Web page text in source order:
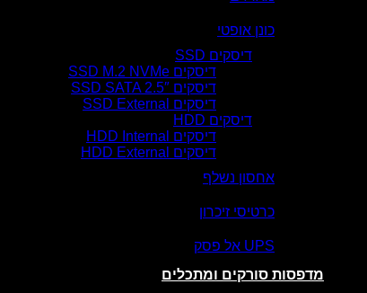
כונן אופטי
דיסקים SSD
דיסקים SSD M.2 NVMe
דיסקים SSD SATA 2.5″
דיסקים SSD External
דיסקים HDD
דיסקים HDD Internal
דיסקים HDD External
אחסון נשלף
כרטיסי זיכרון
UPS אל פסק
מדפסות סורקים ומתכלים